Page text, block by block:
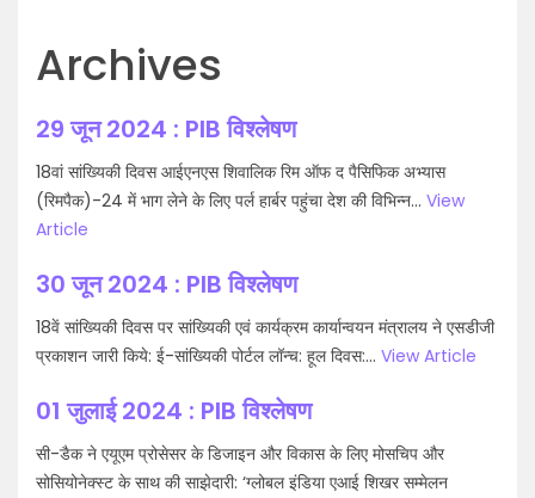
Archives
29 जून 2024 : PIB विश्लेषण
18वां सांख्यिकी दिवस आईएनएस शिवालिक रिम ऑफ द पैसिफिक अभ्यास
(रिमपैक)-24 में भाग लेने के लिए पर्ल हार्बर पहुंचा देश की विभिन्न... View
Article
30 जून 2024 : PIB विश्लेषण
18वें सांख्यिकी दिवस पर सांख्यिकी एवं कार्यक्रम कार्यान्‍वयन मंत्रालय ने एसडीजी
प्रकाशन जारी किये: ई-सांख्यिकी पोर्टल लॉन्च: हूल दिवस:... View Article
01 जुलाई 2024 : PIB विश्लेषण
सी-डैक ने एयूएम प्रोसेसर के डिजाइन और विकास के लिए मोसचिप और
सोसियोनेक्स्ट के साथ की साझेदारी: ‘ग्लोबल इंडिया एआई शिखर सम्मेलन